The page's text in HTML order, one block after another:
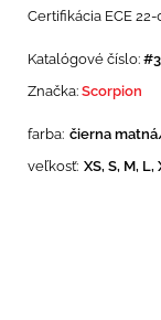
Certifikácia ECE 22-
Katalógové číslo:
Značka: Scorpion
farba: čierna
veľkosť: XS, S, M, L,